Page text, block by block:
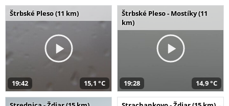
Štrbské Pleso (11 km)
19:42 15,1 °C
Štrbské Pleso - Mostíky (11
km)
19:28 14,9 °C